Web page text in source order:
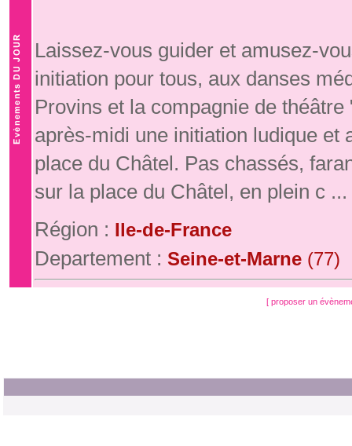
Laissez-vous guider et amusez-
initiation pour tous, aux danses
Provins et la compagnie de
après-midi une initiation ludique et
place du Châtel. Pas chassés,
sur la place du Châtel, en plein c ...
Région : Ile-de-France
Departement : Seine-et-Marne (77)
[ proposer un